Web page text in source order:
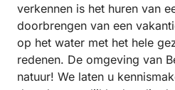
verkennen is het huren van
doorbrengen van een
op het water met het hele
redenen. De omgeving van
natuur! We laten u